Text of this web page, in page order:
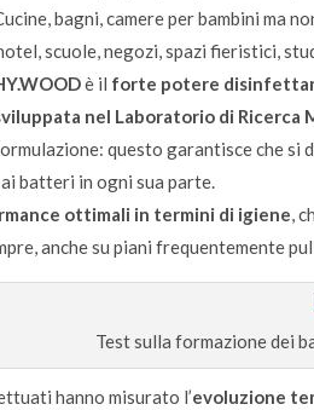
bagni, camere per bambini ma
scuole, negozi, spazi fieristici,
è il forte potere
nel Laboratorio di Ricerca
questo garantisce che si
batteri in ogni sua parte.
ottimali in termini di igiene,
anche su piani frequentemente
Test sulla formazione dei
hanno misurato l’evoluzione